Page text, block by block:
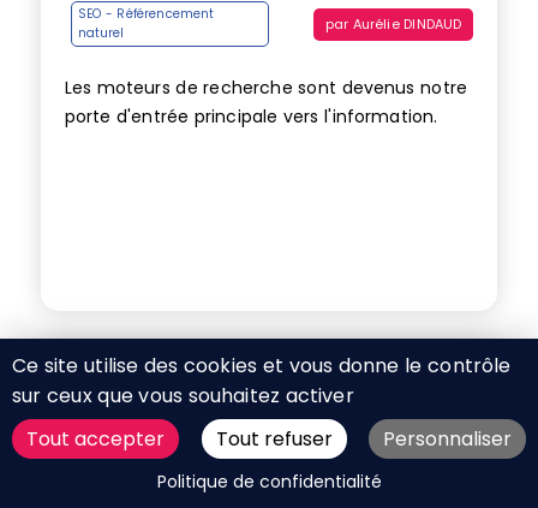
SEO - Référencement
naturel
par Aurélie DINDAUD
Les moteurs de recherche sont devenus notre
porte d'entrée principale vers l'information.
Mis à jour le 23 septembre 2025
Votre site web peut-il rivaliser
avec les réponses de l’IA ?
DEMANDER UN DEVIS
Ce site utilise des cookies et vous donne le contrôle
sur ceux que vous souhaitez activer
Tout accepter
Tout refuser Personnaliser
Politique de confidentialité